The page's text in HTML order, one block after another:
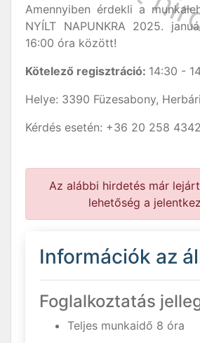
Amennyiben érdekli a
NYÍLT NAPUNKRA 2025.
16:00 óra között!
Kötelező regisztráció: 14:30 -
Helye: 3390 Füzesabony,
Kérdés esetén: +36 20 258 4342
Az alábbi hirdetés már
lehetőség a
Információk az
Foglalkoztatás
Teljes munkaidő 8 óra